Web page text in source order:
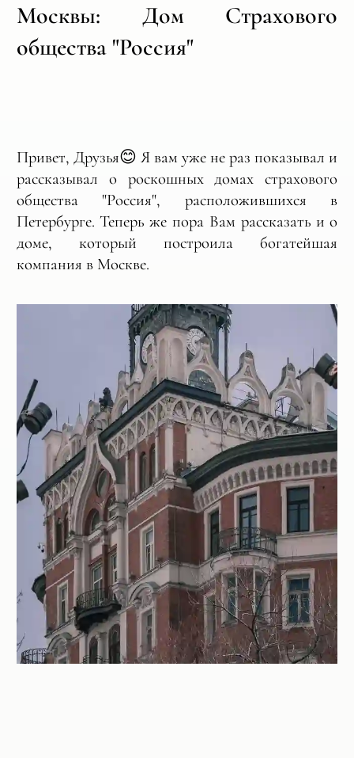
Москвы: Дом Страхового
общества "Россия"
Привет, Друзья😊 Я вам уже не раз показывал и
рассказывал о роскошных домах страхового
общества "Россия", расположившихся в
Петербурге. Теперь же пора Вам рассказать и о
доме, который построила богатейшая
компания в Москве.